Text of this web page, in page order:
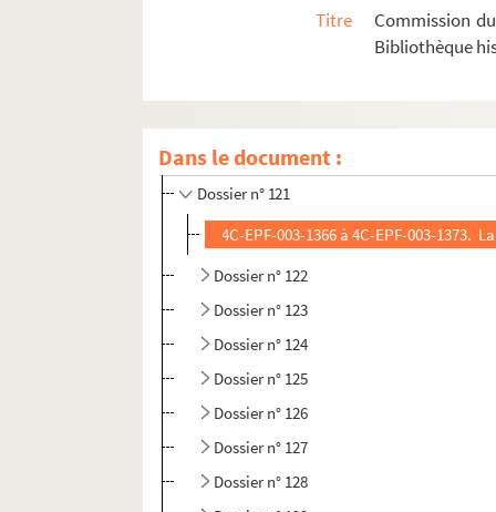
Titre
Commission
Bibliothèque
Dans le document :
Dossier n° 119
Dossier n° 120
Dossier n° 121
4C-EPF-003-1366 à 4C-EPF-003-
Dossier n° 122
Dossier n° 123
Dossier n° 124
Dossier n° 125
Dossier n° 126
Dossier n° 127
Dossier n° 128